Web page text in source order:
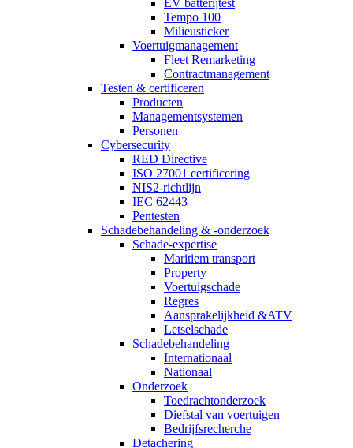
EV batterijtest
Tempo 100
Milieusticker
Voertuigmanagement
Fleet Remarketing
Contractmanagement
Testen & certificeren
Producten
Managementsystemen
Personen
Cybersecurity
RED Directive
ISO 27001 certificering
NIS2-richtlijn
IEC 62443
Pentesten
Schadebehandeling & -onderzoek
Schade-expertise
Maritiem transport
Property
Voertuigschade
Regres
Aansprakelijkheid &ATV
Letselschade
Schadebehandeling
Internationaal
Nationaal
Onderzoek
Toedrachtonderzoek
Diefstal van voertuigen
Bedrijfsrecherche
Detachering